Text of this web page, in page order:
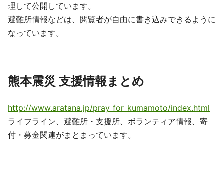
理して公開しています。
避難所情報などは、閲覧者が自由に書き込みできるように
なっています。
熊本震災 支援情報まとめ
http://www.aratana.jp/pray_for_kumamoto/index.html
ライフライン、避難所・支援所、ボランティア情報、寄
付・募金関連がまとまっています。